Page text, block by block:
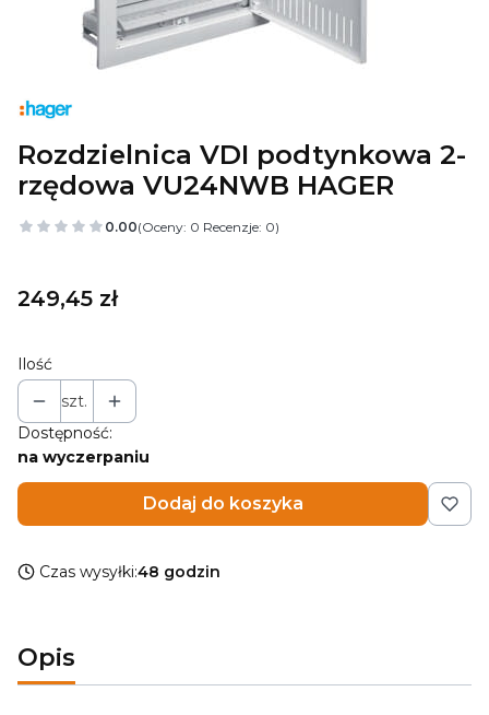
Rozdzielnica VDI podtynkowa 2-
rzędowa VU24NWB HAGER
0.00(Oceny: 0 Recenzje: 0)
Cena
249,45 zł
Ilość
szt.
Dostępność:
na wyczerpaniu
Dodaj do koszyka
Czas wysyłki:48 godzin
Opis